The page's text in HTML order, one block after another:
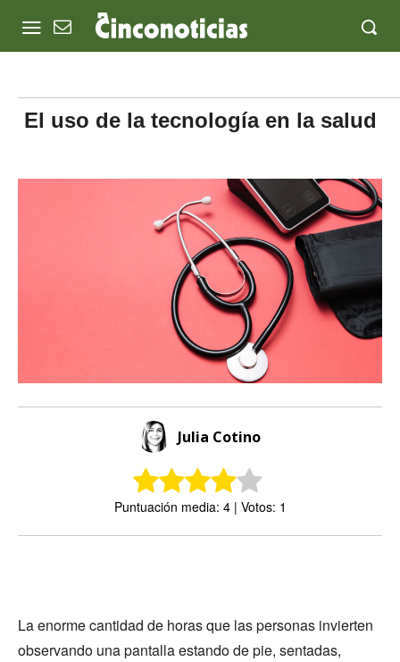
El uso de la tecnología en la salud
Julia Cotino
Puntuación media: 4 | Votos: 1
La enorme cantidad de horas que las personas invierten
observando una pantalla estando de pie, sentadas,